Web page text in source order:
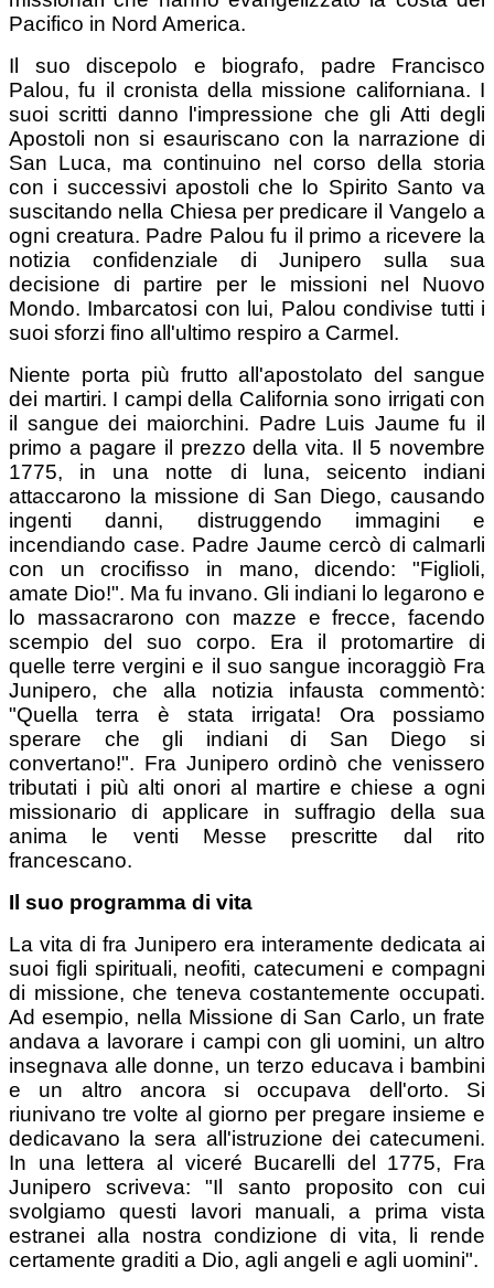
Pacifico in Nord America.
Il suo discepolo e biografo, padre Francisco
Palou, fu il cronista della missione californiana. I
suoi scritti danno l'impressione che gli Atti degli
Apostoli non si esauriscano con la narrazione di
San Luca, ma continuino nel corso della storia
con i successivi apostoli che lo Spirito Santo va
suscitando nella Chiesa per predicare il Vangelo a
ogni creatura. Padre Palou fu il primo a ricevere la
notizia confidenziale di Junipero sulla sua
decisione di partire per le missioni nel Nuovo
Mondo. Imbarcatosi con lui, Palou condivise tutti i
suoi sforzi fino all'ultimo respiro a Carmel.
Niente porta più frutto all'apostolato del sangue
dei martiri. I campi della California sono irrigati con
il sangue dei maiorchini. Padre Luis Jaume fu il
primo a pagare il prezzo della vita. Il 5 novembre
1775, in una notte di luna, seicento indiani
attaccarono la missione di San Diego, causando
ingenti danni, distruggendo immagini e
incendiando case. Padre Jaume cercò di calmarli
con un crocifisso in mano, dicendo: "Figlioli,
amate Dio!". Ma fu invano. Gli indiani lo legarono e
lo massacrarono con mazze e frecce, facendo
scempio del suo corpo. Era il protomartire di
quelle terre vergini e il suo sangue incoraggiò Fra
Junipero, che alla notizia infausta commentò:
"Quella terra è stata irrigata! Ora possiamo
sperare che gli indiani di San Diego si
convertano!". Fra Junipero ordinò che venissero
tributati i più alti onori al martire e chiese a ogni
missionario di applicare in suffragio della sua
anima le venti Messe prescritte dal rito
francescano.
Il suo programma di vita
La vita di fra Junipero era interamente dedicata ai
suoi figli spirituali, neofiti, catecumeni e compagni
di missione, che teneva costantemente occupati.
Ad esempio, nella Missione di San Carlo, un frate
andava a lavorare i campi con gli uomini, un altro
insegnava alle donne, un terzo educava i bambini
e un altro ancora si occupava dell'orto. Si
riunivano tre volte al giorno per pregare insieme e
dedicavano la sera all'istruzione dei catecumeni.
In una lettera al viceré Bucarelli del 1775, Fra
Junipero scriveva: "Il santo proposito con cui
svolgiamo questi lavori manuali, a prima vista
estranei alla nostra condizione di vita, li rende
certamente graditi a Dio, agli angeli e agli uomini".